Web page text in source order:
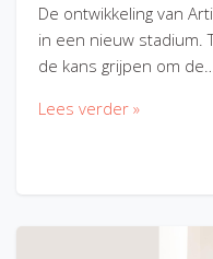
De ontwikkeling van
in een nieuw stadium.
de kans grijpen om de…
Lees verder »